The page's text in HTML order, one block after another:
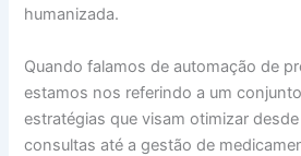
humanizada.
Quando falamos de automação de
estamos nos referindo a um
estratégias que visam otimizar
consultas até a gestão de